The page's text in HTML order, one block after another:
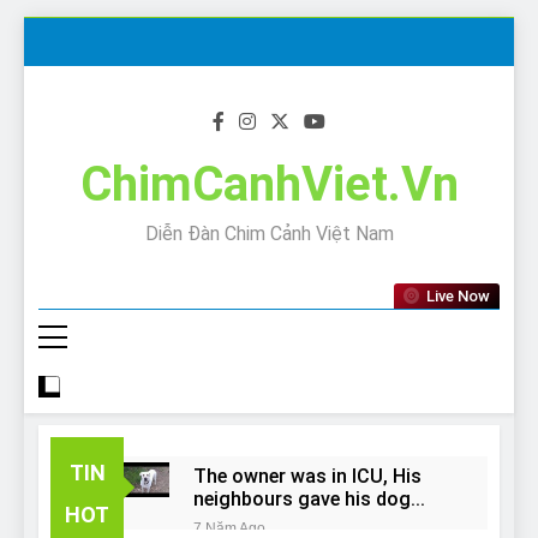
ChimCanhViet.Vn
Diễn Đàn Chim Cảnh Việt Nam
Live Now
TIN
HOT
The owner was in ICU, His
neighbours gave his dog
away!
7 Năm Ago